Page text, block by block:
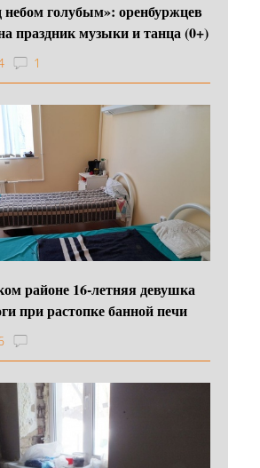
голубым»: оренбуржцев
праздник музыки и танца (0+)
1
районе 16‑летняя девушка
при растопке банной печи